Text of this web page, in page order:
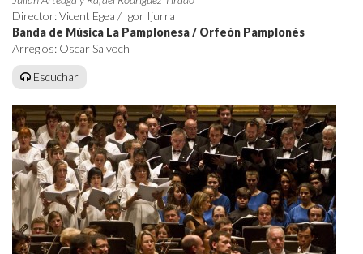
Director: Vicent Egea / Igor Ijurra
Banda de Música La Pamplonesa / Orfeón Pamplonés
Arreglos: Oscar Salvoch
Escuchar